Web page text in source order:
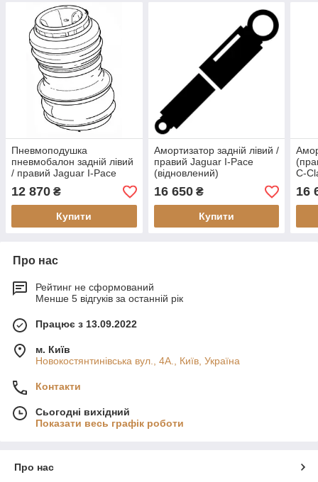
Пневмоподушка
пневмобалон задній лівий
/ правий Jaguar I-Pace
(відновлений)
12 870 ₴
Купити
Амортизатор задній лівий /
правий Jaguar I-Pace
(відновлений)
16 650₴
Купити
C-
16
Про нас
Рейтинг не сформований
Менше 5 відгуків за останній рік
Працює з 13.09.2022
м. Київ
Новокостянтинівська вул., 4А., Київ, Україна
Контакти
Сьогодні вихідний
Показати весь графік роботи
Про нас